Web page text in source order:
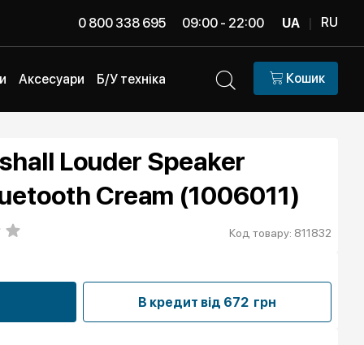
0 800 338 695 09:00 - 22:00 UA | RU
Аксесуари Б/У техніка Кошик
Louder Speaker
Cream (1006011)
Код товару: 811832
В кредит від 672 грн